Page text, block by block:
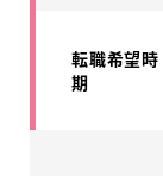
転職希望時
期